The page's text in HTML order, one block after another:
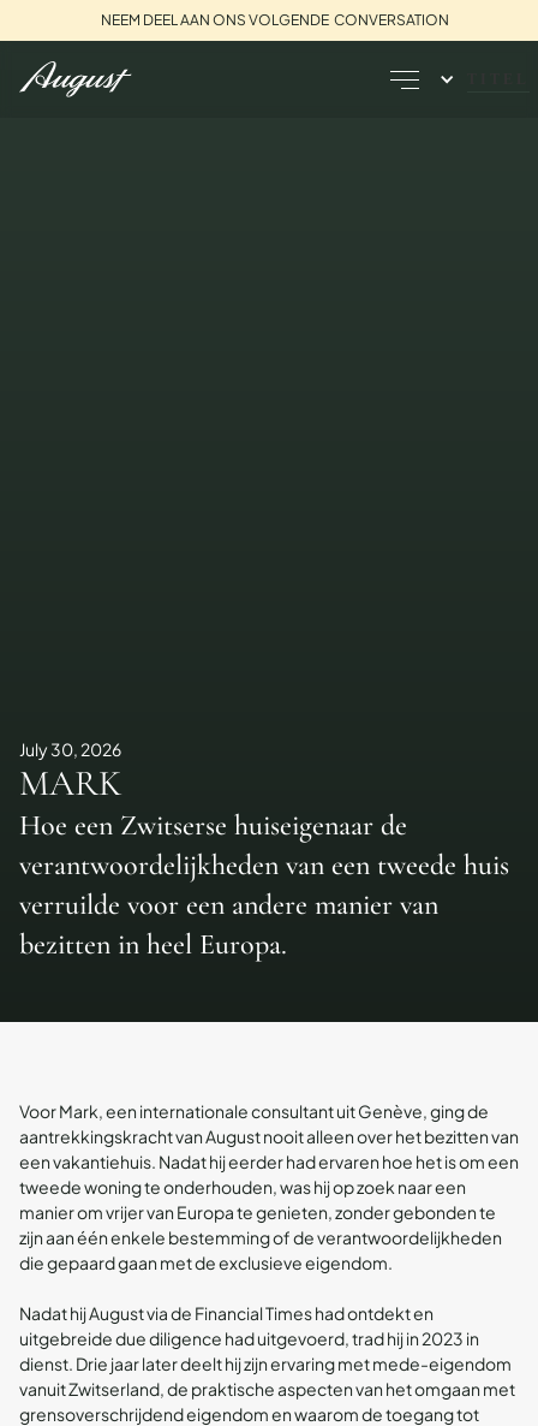
NEEM DEEL AAN ONS VOLGENDE CONVERSATION
July 30, 2026
MARK
Hoe een Zwitserse huiseigenaar de
verantwoordelijkheden van een tweede huis
verruilde voor een andere manier van
bezitten in heel Europa.
Voor Mark, een internationale consultant uit Genève, ging de
aantrekkingskracht van August nooit alleen over het bezitten van
een vakantiehuis. Nadat hij eerder had ervaren hoe het is om een
tweede woning te onderhouden, was hij op zoek naar een
manier om vrijer van Europa te genieten, zonder gebonden te
zijn aan één enkele bestemming of de verantwoordelijkheden
die gepaard gaan met de exclusieve eigendom.
Nadat hij August via de Financial Times had ontdekt en
uitgebreide due diligence had uitgevoerd, trad hij in 2023 in
dienst. Drie jaar later deelt hij zijn ervaring met mede-eigendom
vanuit Zwitserland, de praktische aspecten van het omgaan met
grensoverschrijdend eigendom en waarom de toegang tot